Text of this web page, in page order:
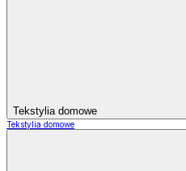
Tekstylia domowe
Tekstylia domowe